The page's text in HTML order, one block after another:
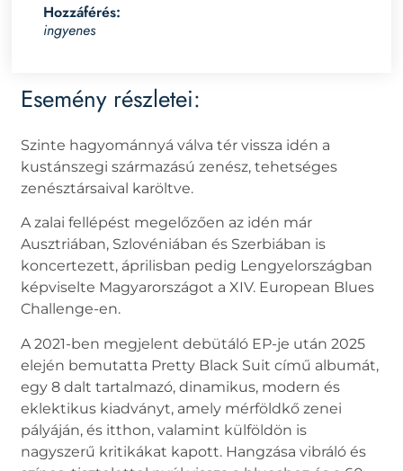
Hozzáférés:
ingyenes
Esemény részletei:
Szinte hagyománnyá válva tér vissza idén a
kustánszegi származású zenész, tehetséges
zenésztársaival karöltve.
A zalai fellépést megelőzően az idén már
Ausztriában, Szlovéniában és Szerbiában is
koncertezett, áprilisban pedig Lengyelországban
képviselte Magyarországot a XIV. European Blues
Challenge-en.
A 2021-ben megjelent debütáló EP-je után 2025
elején bemutatta Pretty Black Suit című albumát,
egy 8 dalt tartalmazó, dinamikus, modern és
eklektikus kiadványt, amely mérföldkő zenei
pályáján, és itthon, valamint külföldön is
nagyszerű kritikákat kapott. Hangzása vibráló és